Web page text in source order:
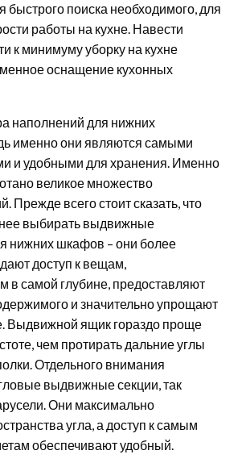
быстрого поиска необходимого, для
работы на кухне. Навести
к минимуму уборку на кухне
оснащение кухонных
наполнений для нижних
именно они являются самыми
и удобными для хранения. Именно
великое множество
Прежде всего стоит сказать, что
выбирать выдвижные
нижних шкафов – они более
доступ к вещам,
в самой глубине, предоставляют
и значительно упрощают
Выдвижной ящик гораздо проще
чем протирать дальние углы
Отдельного внимания
выдвижные секции, так
Они максимально
угла, а доступ к самым
обеспечивают удобный.